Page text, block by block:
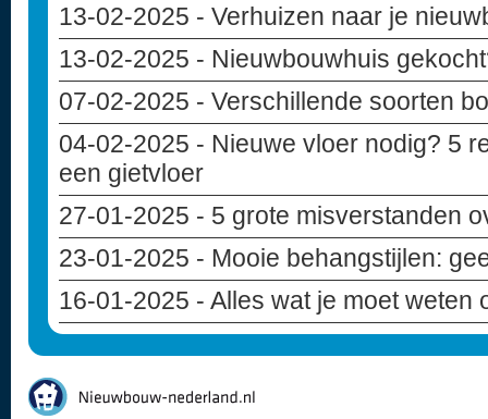
13-02-2025 - Verhuizen naar je
13-02-2025 - Nieuwbouwhuis
07-02-2025 - Verschillende soorten
04-02-2025 - Nieuwe vloer nodig? 5
een gietvloer
27-01-2025 - 5 grote misverstanden
23-01-2025 - Mooie behangstijlen:
16-01-2025 - Alles wat je moet weten